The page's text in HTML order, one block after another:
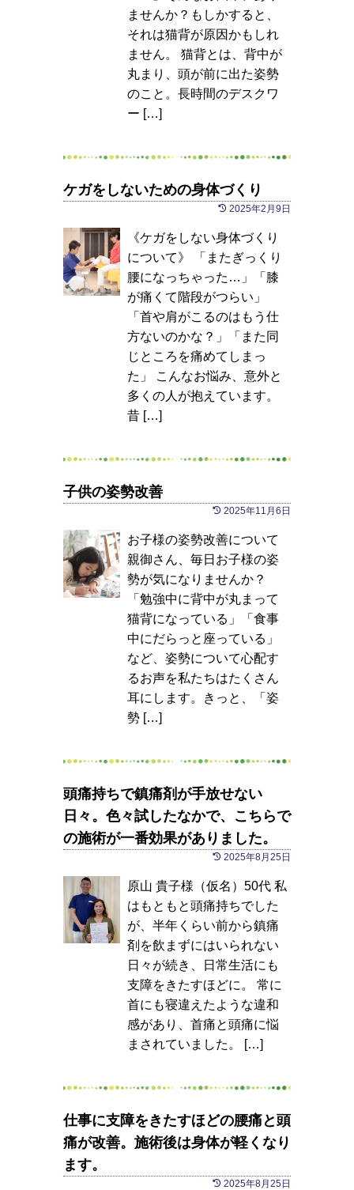
ませんか？もしかすると、
それは猫背が原因かもしれ
ません。 猫背とは、背中が
丸まり、頭が前に出た姿勢
のこと。長時間のデスクワ
ー […]
ケガをしないための身体づくり
2025年2月9日
《ケガをしない身体づくり
について》 「またぎっくり
腰になっちゃった…」「膝
が痛くて階段がつらい」
「首や肩がこるのはもう仕
方ないのかな？」「また同
じところを痛めてしまっ
た」 こんなお悩み、意外と
多くの人が抱えています。
昔 […]
子供の姿勢改善
2025年11月6日
お子様の姿勢改善について
親御さん、毎日お子様の姿
勢が気になりませんか？
「勉強中に背中が丸まって
猫背になっている」「食事
中にだらっと座っている」
など、姿勢について心配す
るお声を私たちはたくさん
耳にします。きっと、「姿
勢 […]
頭痛持ちで鎮痛剤が手放せない
日々。色々試したなかで、こちらで
の施術が一番効果がありました。
2025年8月25日
原山 貴子様（仮名）50代 私
はもともと頭痛持ちでした
が、半年くらい前から鎮痛
剤を飲まずにはいられない
日々が続き、日常生活にも
支障をきたすほどに。 常に
首にも寝違えたような違和
感があり、首痛と頭痛に悩
まされていました。 […]
仕事に支障をきたすほどの腰痛と頭
痛が改善。施術後は身体が軽くなり
ます。
2025年8月25日